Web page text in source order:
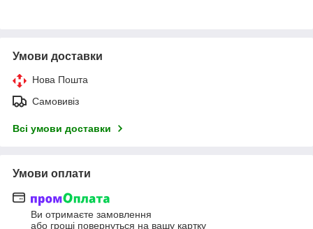
Умови доставки
Нова Пошта
Самовивіз
Всі умови доставки
Умови оплати
Ви отримаєте замовлення
або гроші повернуться на вашу картку